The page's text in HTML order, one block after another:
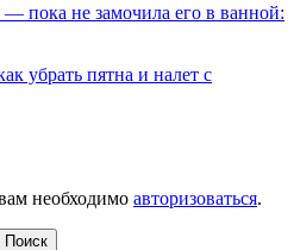
пока не замочила его в ванной:
убрать пятна и налет с
необходимо авторизоваться.